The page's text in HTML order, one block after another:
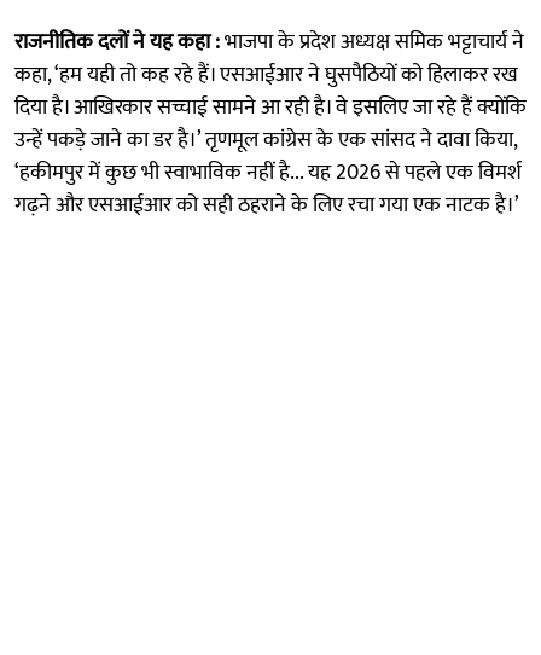
राजनीतिक दलों ने यह कहा :भाजपा के प्रदेश अध्यक्ष समिक भट्टाचार्य ने
कहा, ‘हम यही तो कह रहे हैं। एसआईआर ने घुसपैठियों को हिलाकर रख
दिया है। आखिरकार सच्चाई सामने आ रही है। वे इसलिए जा रहे हैं क्योंकि
उन्हें पकड़े जाने का डर है।’ तृणमूल कांग्रेस के एक सांसद ने दावा किया,
‘हकीमपुर में कुछ भी स्वाभाविक नहीं है... यह 2026 से पहले एक विमर्श
गढ़ने और एसआईआर को सही ठहराने के लिए रचा गया एक नाटक है।’